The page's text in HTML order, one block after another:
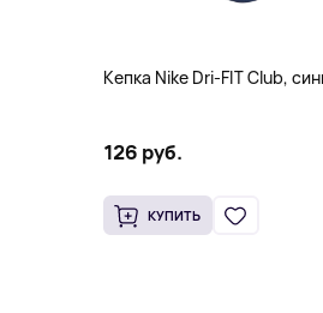
Кепка Nike Dri-FIT Club,
126 руб.
КУПИТЬ